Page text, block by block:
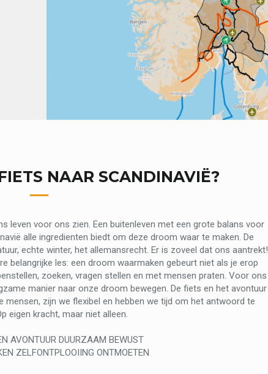
NAAR SCANDINAVIË?
leven voor ons zien. Een buitenleven met een grote balans voor
alle ingredienten biedt om deze droom waar te maken. De
echte winter, het allemansrecht. Er is zoveel dat ons aantrekt!
belangrijke les: een droom waarmaken gebeurt niet als je erop
zoeken, vragen stellen en met mensen praten. Voor ons
manier naar onze droom bewegen. De fiets en het avontuur
mensen, zijn we flexibel en hebben we tijd om het antwoord te
eigen kracht, maar niet alleen.
AVONTUUR DUURZAAM BEWUST
ZELFONTPLOOIING ONTMOETEN